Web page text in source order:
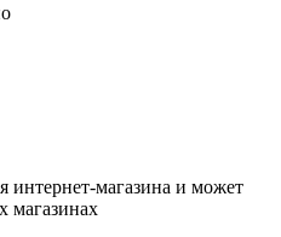
интернет-магазина и может
магазинах